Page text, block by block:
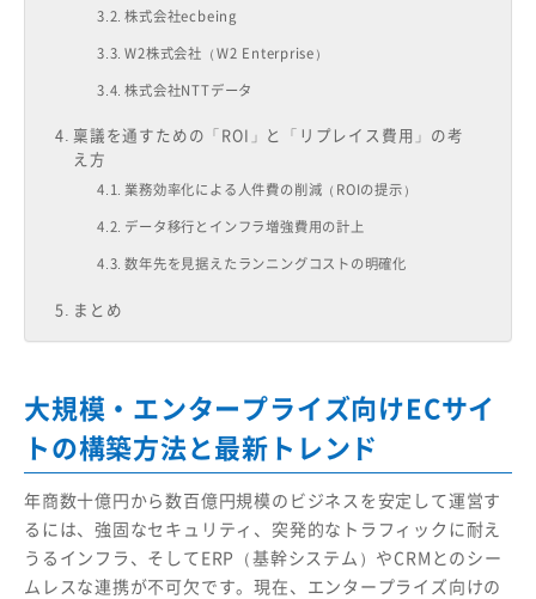
株式会社ecbeing
W2株式会社（W2 Enterprise）
株式会社NTTデータ
稟議を通すための「ROI」と「リプレイス費用」の考
え方
業務効率化による人件費の削減（ROIの提示）
データ移行とインフラ増強費用の計上
数年先を見据えたランニングコストの明確化
まとめ
大規模・エンタープライズ向けECサイ
トの構築方法と最新トレンド
年商数十億円から数百億円規模のビジネスを安定して運営す
るには、強固なセキュリティ、突発的なトラフィックに耐え
うるインフラ、そしてERP（基幹システム）やCRMとのシー
ムレスな連携が不可欠です。現在、エンタープライズ向けの